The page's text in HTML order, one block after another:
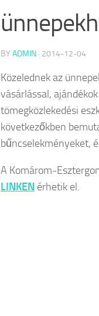
BY ADMIN · 2014-12-04
Közelednek az
vásárlással,
tömegközlekedési
következőkben
bűncselekményeket,
A Komárom-
LINKEN érhetik el.